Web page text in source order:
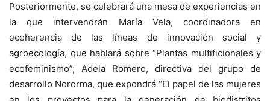
Posteriormente, se celebrará una mesa de experiencias en
la que intervendrán María Vela, coordinadora en
ecoherencia de las líneas de innovación social y
agroecología, que hablará sobre “Plantas multificionales y
ecofeminismo”; Adela Romero, directiva del grupo de
desarrollo Nororma, que expondrá “El papel de las mujeres